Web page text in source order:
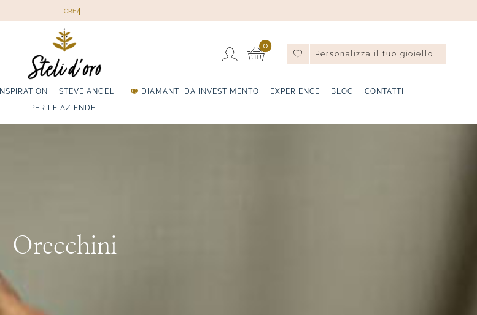
0
Personalizza il tuo gioiello
INSPIRATION STEVE ANGELI DIAMANTI DA INVESTIMENTO EXPERIENCE BLOG
CONTATTI
PER LE AZIENDE
Orecchini